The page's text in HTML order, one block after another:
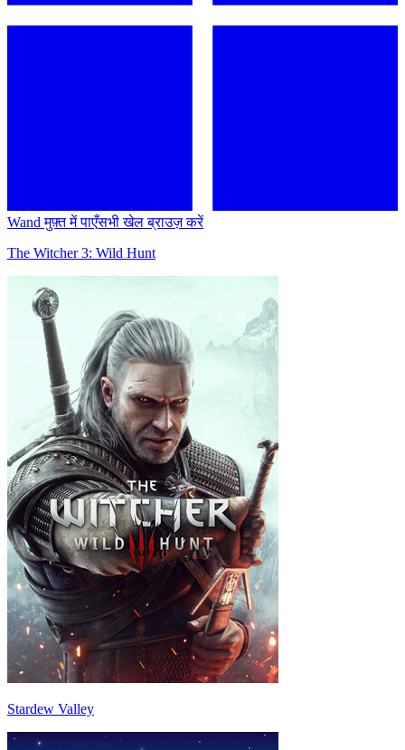
Wand मुफ़्त में पाएँसभी खेल ब्राउज़ करें
The Witcher 3: Wild Hunt
Stardew Valley